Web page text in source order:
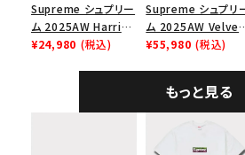
Supreme シュプリー
ム 2025AW Harris
Tweed Camp Cap
¥24,980 (税込)
Supreme シュプリ
ム 2025AW Velvet
Backpack ベルベッ
¥55,980 (税込)
もっと見る